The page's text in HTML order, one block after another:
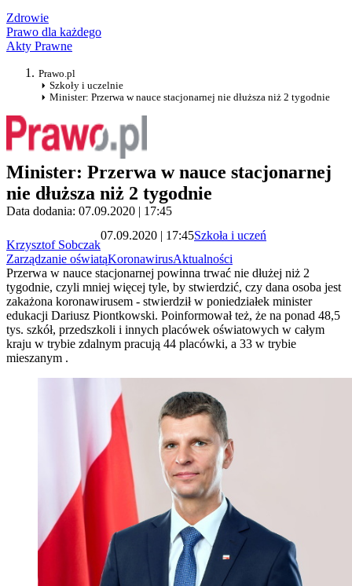
Zdrowie
Prawo dla każdego
Akty Prawne
Prawo.pl
Szkoły i uczelnie
Minister: Przerwa w nauce stacjonarnej nie dłuższa niż 2 tygodnie
Minister: Przerwa w nauce stacjonarnej
nie dłuższa niż 2 tygodnie
Data dodania: 07.09.2020 | 17:45
Krzysztof Sobczak
07.09.2020 | 17:45Szkoła i uczeń
Zarządzanie oświatąKoronawirusAktualności
Przerwa w nauce stacjonarnej powinna trwać nie dłużej niż 2
tygodnie, czyli mniej więcej tyle, by stwierdzić, czy dana osoba jest
zakażona koronawirusem - stwierdził w poniedziałek minister
edukacji Dariusz Piontkowski. Poinformował też, że na ponad 48,5
tys. szkół, przedszkoli i innych placówek oświatowych w całym
kraju w trybie zdalnym pracują 44 placówki, a 33 w trybie
mieszanym .